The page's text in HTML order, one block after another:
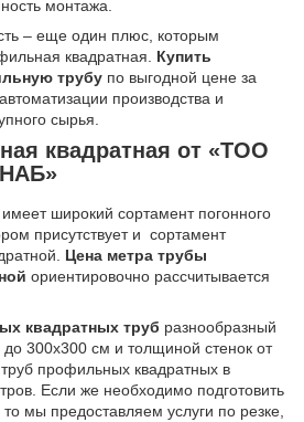
монтажа.
– еще один плюс, которым
квадратная. Купить
трубу по выгодной цене за
производства и
сырья.
квадратная от «ТОО
широкий сортамент погонного
присутствует и сортамент
Цена метра трубы
ориентировочно рассчитывается
квадратных труб разнообразный
300х300 см и толщиной стенок от
профильных квадратных в
Если же необходимо подготовить
мы предоставляем услуги по резке,